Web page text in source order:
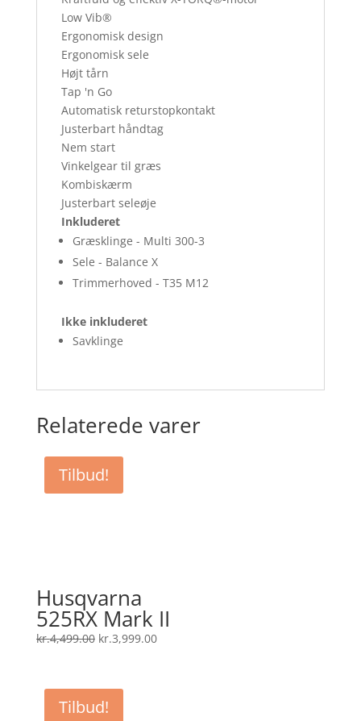
Low Vib®
Ergonomisk design
Ergonomisk sele
Højt tårn
Tap 'n Go
Automatisk returstopkontakt
Justerbart håndtag
Nem start
Vinkelgear til græs
Kombiskærm
Justerbart seleøje
Inkluderet
Græsklinge - Multi 300-3
Sele - Balance X
Trimmerhoved - T35 M12
Ikke inkluderet
Savklinge
Relaterede varer
Tilbud!
Husqvarna
525RX Mark II
kr.4,499.00 Den
var:
kr.4,499.00.
kr.3,999.00Den
Tilbud!